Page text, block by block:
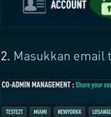
2. Masukkan email